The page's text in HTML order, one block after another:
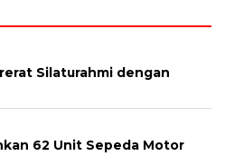
Silaturahmi dengan
62 Unit Sepeda Motor